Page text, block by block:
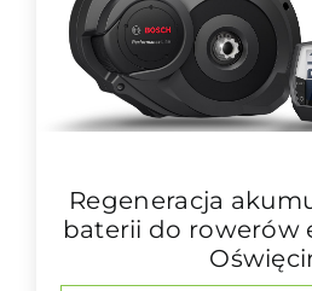
Regeneracja
baterii do rowerów